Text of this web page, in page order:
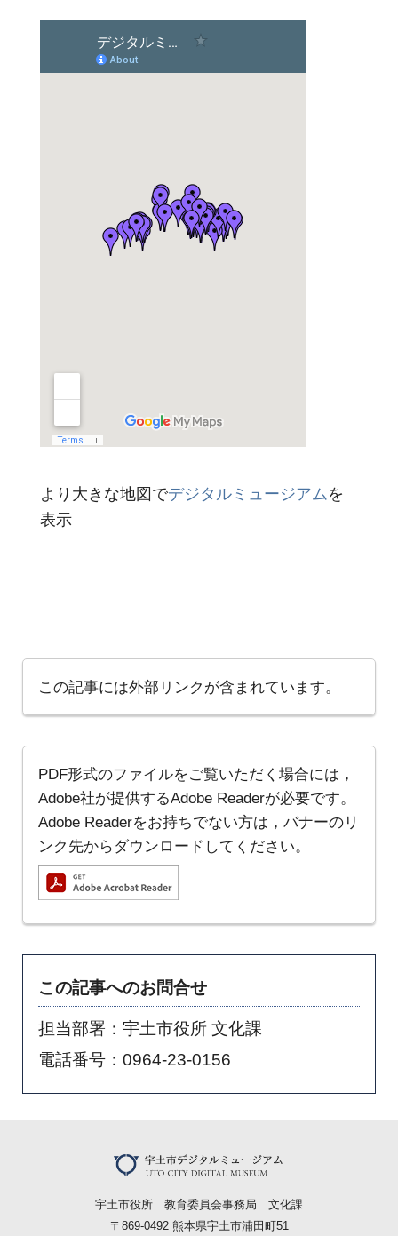
より大きな地図でデジタルミュージアムを
表示
この記事には外部リンクが含まれています。
PDF形式のファイルをご覧いただく場合には，
Adobe社が提供するAdobe Readerが必要です。
Adobe Readerをお持ちでない方は，バナーのリ
ンク先からダウンロードしてください。
この記事へのお問合せ
担当部署：宇土市役所 文化課
電話番号：0964-23-0156
宇土市役所 教育委員会事務局 文化課
〒869-0492 熊本県宇土市浦田町51